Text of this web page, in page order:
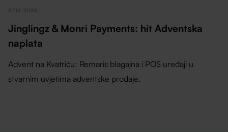
27.12.2025
Jinglingz & Monri Payments: hit Adventska
naplata
Advent na Kvatriću: Remaris blagajna i POS uređaji u
stvarnim uvjetima adventske prodaje.